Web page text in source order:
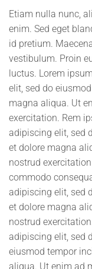
Etiam nulla nunc,
enim. Sed eget
id pretium.
vestibulum. Proin
luctus. Lorem
elit, sed do
magna aliqua. Ut
exercitation. Rem
adipiscing elit, sed
et dolore magna
nostrud
commodo
adipiscing elit, sed
et dolore magna
nostrud
adipiscing elit, sed
eiusmod tempor
aliqua. Ut enim ad